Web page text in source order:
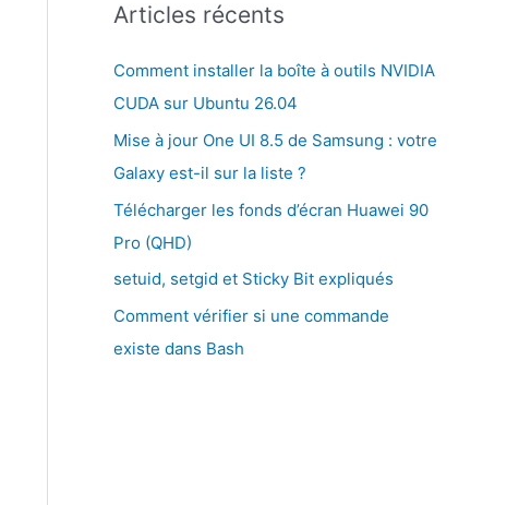
Articles récents
Comment installer la boîte à outils NVIDIA
CUDA sur Ubuntu 26.04
Mise à jour One UI 8.5 de Samsung : votre
Galaxy est-il sur la liste ?
Télécharger les fonds d’écran Huawei 90
Pro (QHD)
setuid, setgid et Sticky Bit expliqués
Comment vérifier si une commande
existe dans Bash